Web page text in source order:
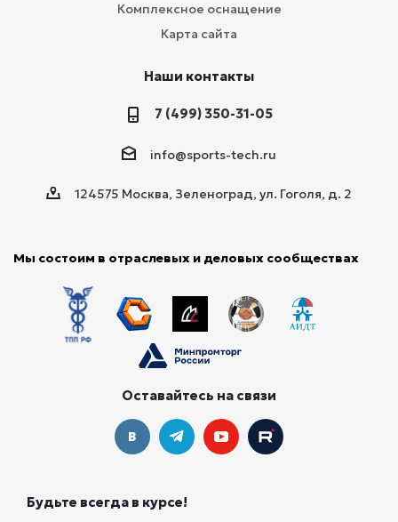
Комплексное оснащение
Карта сайта
Наши контакты
7 (499) 350-31-05
info@sports-tech.ru
124575 Москва, Зеленоград, ул. Гоголя, д. 2
Мы состоим в отраслевых и деловых сообществах
Оставайтесь на связи
Будьте всегда в курсе!